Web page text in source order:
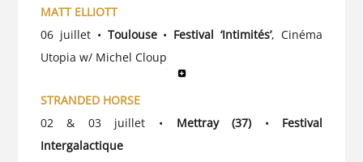
MATT ELLIOTT
06 juillet • Toulouse• Festival ‘Intimités’, Cinéma
Utopia w/ Michel Cloup
STRANDED HORSE
02 & 03 juillet • Mettray (37) • Festival
Intergalactique